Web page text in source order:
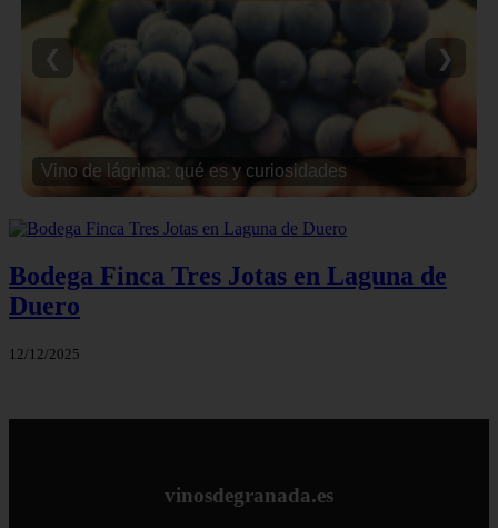
Vino de lágrima: qué es y curiosidades
❮ ❯
Bodega Finca Tres Jotas en Laguna de
Duero
12/12/2025
vinosdegranada.es